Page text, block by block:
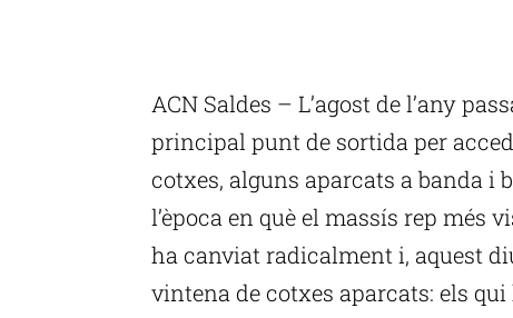
ACN Saldes – L’agost de l’any
principal punt de sortida per
cotxes, alguns aparcats a banda i
l’època en què el massís rep més
ha canviat radicalment i, aquest
vintena de cotxes aparcats: els